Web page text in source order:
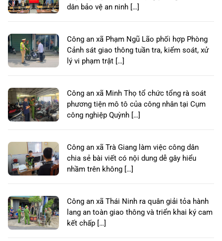
dân bảo vệ an ninh […]
Công an xã Phạm Ngũ Lão phối hợp Phòng
Cảnh sát giao thông tuần tra, kiểm soát, xử
lý vi phạm trật […]
Công an xã Minh Thọ tổ chức tổng rà soát
phương tiện mô tô của công nhân tại Cụm
công nghiệp Quỳnh […]
Công an xã Trà Giang làm việc công dân
chia sẻ bài viết có nội dung dễ gây hiểu
nhầm trên không […]
Công an xã Thái Ninh ra quân giải tỏa hành
lang an toàn giao thông và triển khai ký cam
kết chấp […]